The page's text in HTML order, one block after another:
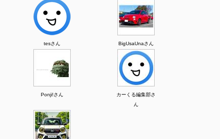
tesさん BigUsaUnaさん
Ponji!さん
カーくる編集部さ
ん